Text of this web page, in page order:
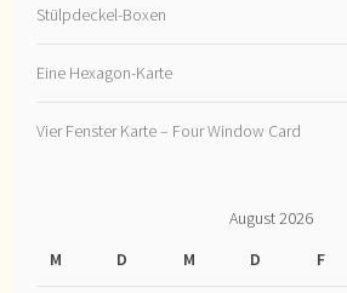
Stülpdeckel-Boxen
Eine Hexagon-Karte
Vier Fenster Karte – Four Window Card
August 2026
M
D M D F